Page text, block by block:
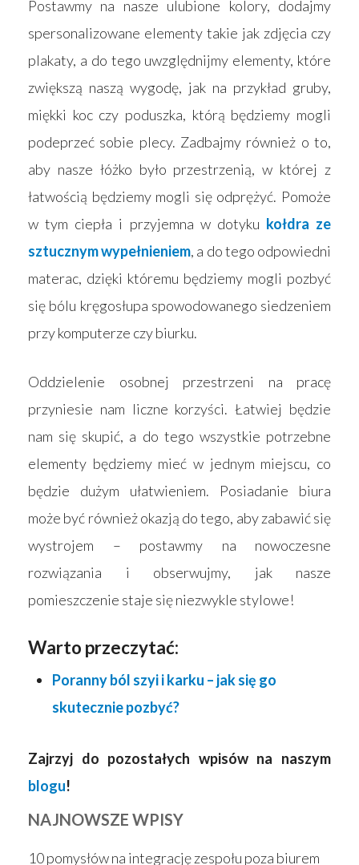
Postawmy na nasze ulubione kolory, dodajmy
spersonalizowane elementy takie jak zdjęcia czy
plakaty, a do tego uwzględnijmy elementy, które
zwiększą naszą wygodę, jak na przykład gruby,
miękki koc czy poduszka, którą będziemy mogli
podeprzeć sobie plecy. Zadbajmy również o to,
aby nasze łóżko było przestrzenią, w której z
łatwością będziemy mogli się odprężyć. Pomoże
w tym ciepła i przyjemna w dotyku kołdra ze
sztucznym wypełnieniem, a do tego odpowiedni
materac, dzięki któremu będziemy mogli pozbyć
się bólu kręgosłupa spowodowanego siedzeniem
przy komputerze czy biurku.
Oddzielenie osobnej przestrzeni na pracę
przyniesie nam liczne korzyści. Łatwiej będzie
nam się skupić, a do tego wszystkie potrzebne
elementy będziemy mieć w jednym miejscu, co
będzie dużym ułatwieniem. Posiadanie biura
może być również okazją do tego, aby zabawić się
wystrojem – postawmy na nowoczesne
rozwiązania i obserwujmy, jak nasze
pomieszczenie staje się niezwykle stylowe!
Warto przeczytać:
Poranny ból szyi i karku – jak się go
skutecznie pozbyć?
Zajrzyj do pozostałych wpisów na naszym
blogu!
NAJNOWSZE WPISY
10 pomysłów na integrację zespołu poza biurem